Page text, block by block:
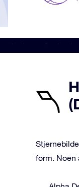
form. Noen